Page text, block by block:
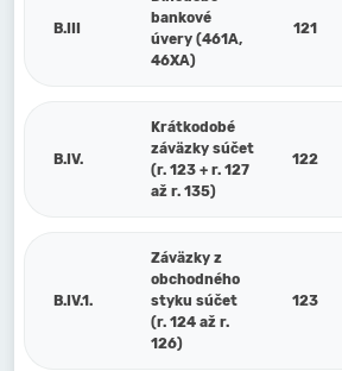
B.III
bankové
úvery (461A,
46XA)
121
B.IV.
Krátkodobé
záväzky súčet
(r. 123 + r. 127
až r. 135)
122
B.IV.1.
Záväzky z
obchodného
styku súčet
(r. 124 až r.
126)
123